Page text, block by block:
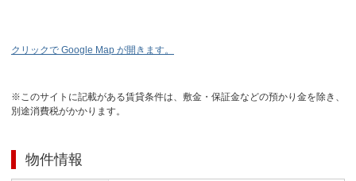
クリックで Google Map が開きます。
※このサイトに記載がある賃貸条件は、敷金・保証金などの預かり金を除き、
別途消費税がかかります。
物件情報